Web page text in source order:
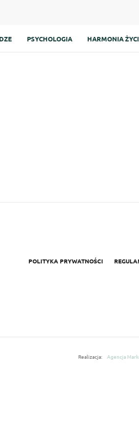
PSYCHOLOGIA HARMONIA
POLITYKA PRYWATNOŚCI
Realizacja: Agencja